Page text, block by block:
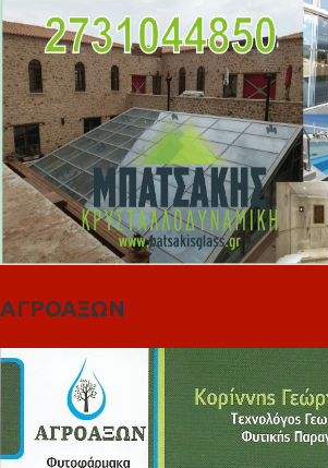
ΑΓΡΟΑΞΩΝ